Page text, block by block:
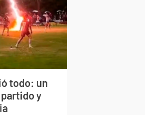
todo: un
y